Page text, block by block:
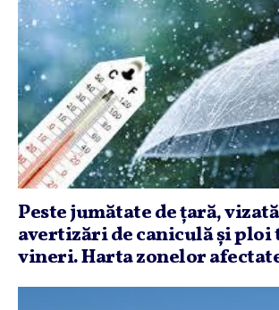
Peste jumătate de ţară,
avertizări de caniculă şi
vineri. Harta zonelor